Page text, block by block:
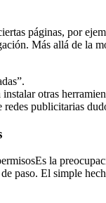
páginas, por
Más allá de la
otras
publicitarias
Es la
paso. El simple